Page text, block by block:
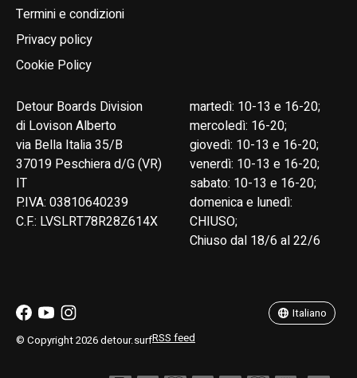
Termini e condizioni
Privacy policy
Cookie Policy
Detour Boards Division
di Lovison Alberto
via Bella Italia 35/B
37019 Peschiera d/G (VR)
IT
P.IVA: 03810640239
C.F.: LVSLRT78R28Z614X
martedì: 10-13 e 16-20;
mercoledì: 16-20;
giovedì: 10-13 e 16-20;
venerdì: 10-13 e 16-20;
sabato: 10-13 e 16-20;
domenica e lunedì:
CHIUSO;
Chiuso dal 18/6 al 22/6
© Copyright 2026 detour.surfRSS feed
Italiano
English